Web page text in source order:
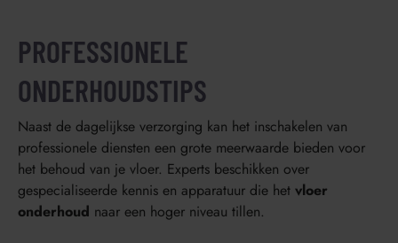
PROFESSIONELE
ONDERHOUDSTIPS
Naast de dagelijkse verzorging kan het inschakelen van
professionele diensten een grote meerwaarde bieden voor
het behoud van je vloer. Experts beschikken over
gespecialiseerde kennis en apparatuur die het vloer
onderhoud naar een hoger niveau tillen.